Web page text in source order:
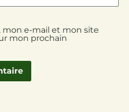
e-mail et mon site
mon prochain